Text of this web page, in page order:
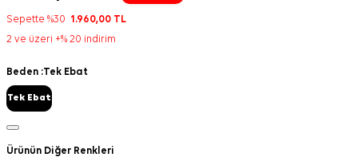
Sepette %30 1.960,00 TL
2 ve üzeri +% 20 indirim
Beden :Tek Ebat
Tek Ebat
Ürünün Diğer Renkleri